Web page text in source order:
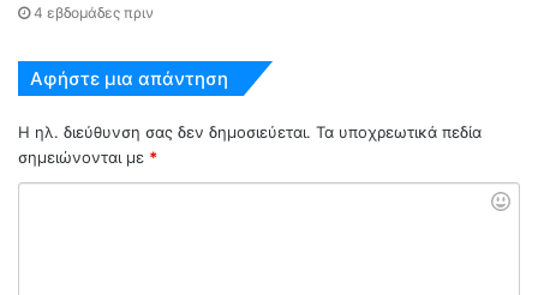
4 εβδομάδες πριν
Αφήστε μια απάντηση
Η ηλ. διεύθυνση σας δεν δημοσιεύεται. Τα υποχρεωτικά πεδία
σημειώνονται με *